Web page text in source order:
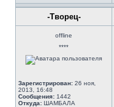
-Творец-
offline
****
Зарегистрирован: 26 ноя,
2013, 16:48
Сообщения: 1442
Откуда: ШАМБАЛА